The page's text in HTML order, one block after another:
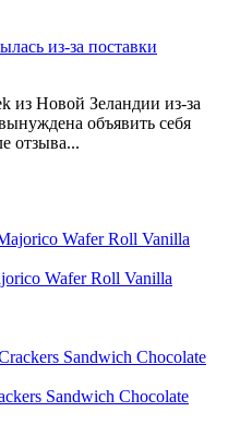
из-за поставки
из Новой Зеландии из-за
объявить себя
отзыва...
Wafer Roll Vanilla
Sandwich Chocolate